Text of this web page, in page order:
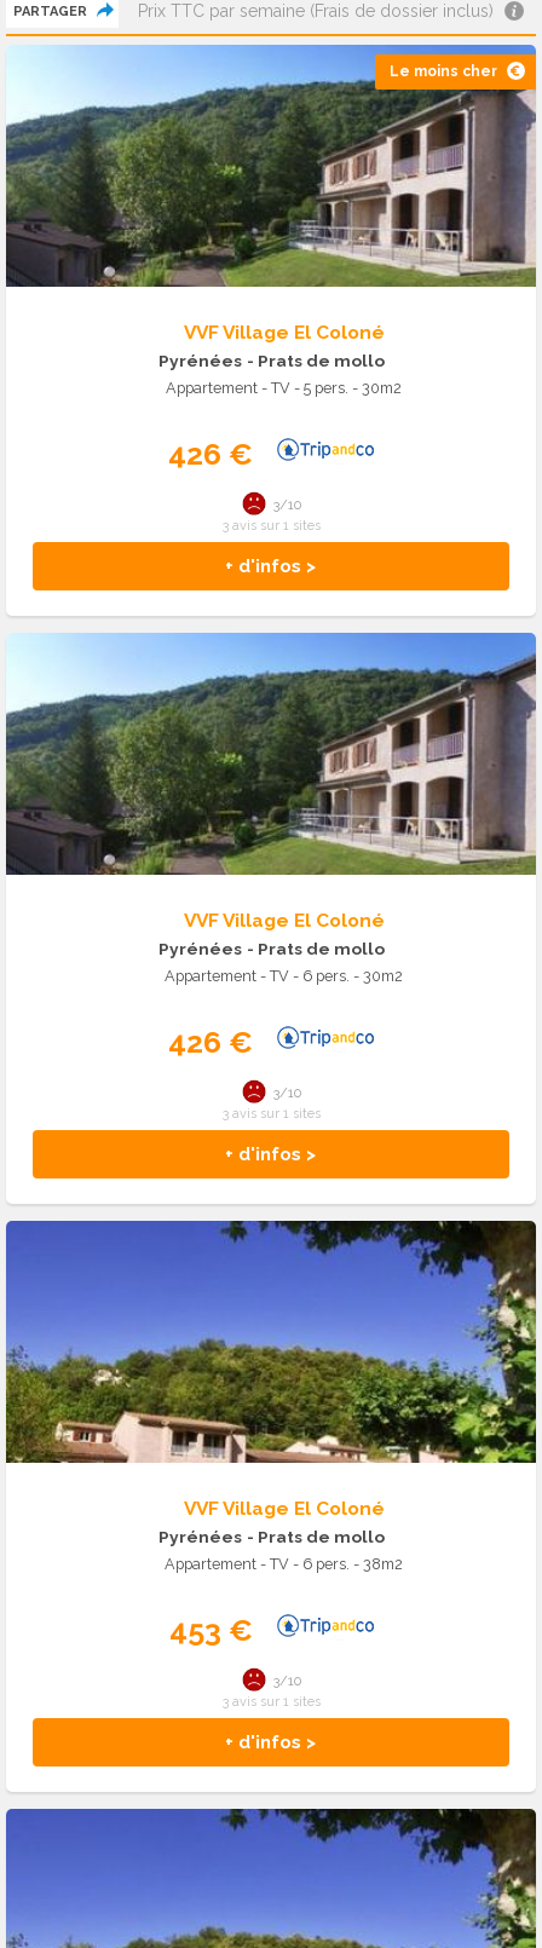
PARTAGER Prix TTC par semaine (Frais de dossier inclus)
Le moins cher
VVF Village El Coloné
Pyrénées - Prats de mollo
Appartement - TV - 5 pers. - 30m2
426 €
+ d'infos >
3/10
3 avis sur 1 sites
VVF Village El Coloné
Pyrénées - Prats de mollo
Appartement - TV - 6 pers. - 30m2
426 €
+ d'infos >
3/10
3 avis sur 1 sites
VVF Village El Coloné
Pyrénées - Prats de mollo
Appartement - TV - 6 pers. - 38m2
453 €
+ d'infos >
3/10
3 avis sur 1 sites